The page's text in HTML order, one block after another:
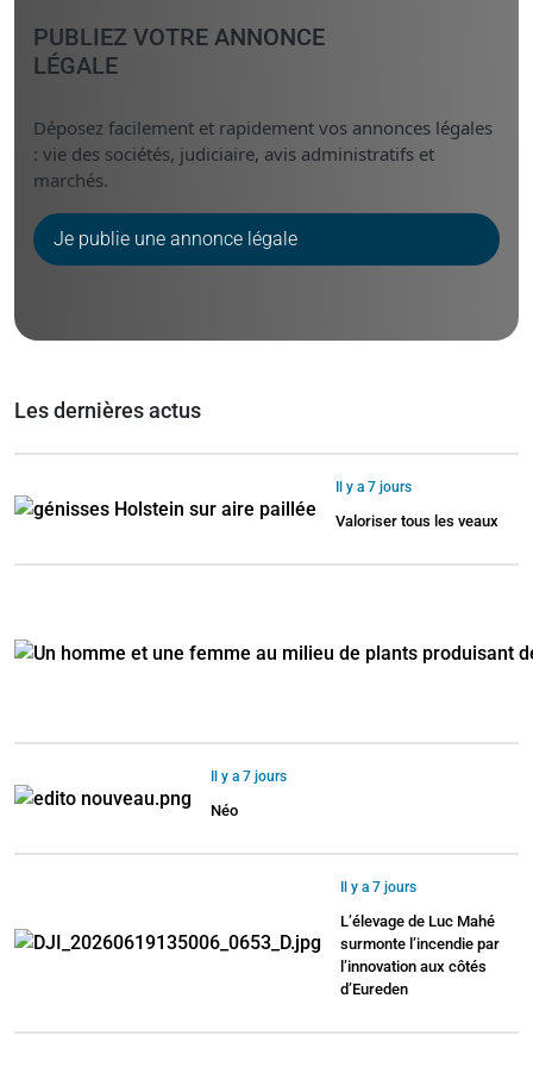
PUBLIEZ VOTRE ANNONCE
LÉGALE
Déposez facilement et rapidement vos annonces légales
: vie des sociétés, judiciaire, avis administratifs et
marchés.
Je publie une annonce légale
Les dernières actus
Il y a 7 jours
Valoriser tous les veaux
Il y a 7 jours
Néo
Il y a 7 jours
L’élevage de Luc Mahé
surmonte l’incendie par
l’innovation aux côtés
d’Eureden